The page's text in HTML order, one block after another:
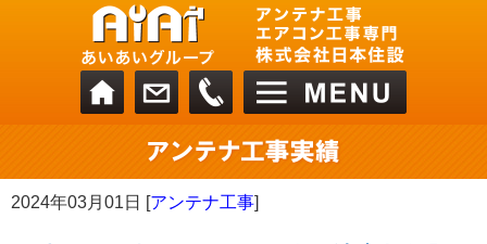
2024年03月01日 [アンテナ工事]